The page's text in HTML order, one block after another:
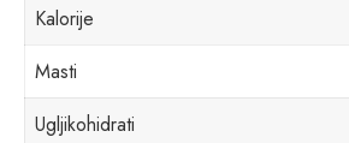
Kalorije
Masti
Ugljikohidrati